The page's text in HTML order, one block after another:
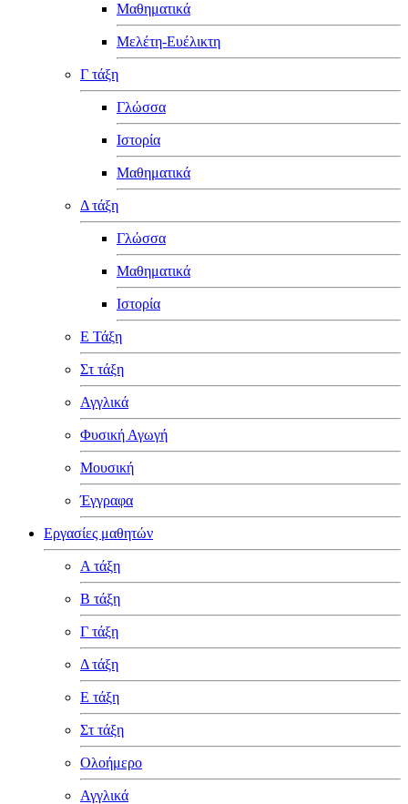
Μαθηματικά
Μελέτη-Ευέλικτη
Γ τάξη
Γλώσσα
Ιστορία
Μαθηματικά
Δ τάξη
Γλώσσα
Μαθηματικά
Ιστορία
Ε Τάξη
Στ τάξη
Αγγλικά
Φυσική Αγωγή
Μουσική
Έγγραφα
Εργασίες μαθητών
Α τάξη
Β τάξη
Γ τάξη
Δ τάξη
Ε τάξη
Στ τάξη
Ολοήμερο
Αγγλικά